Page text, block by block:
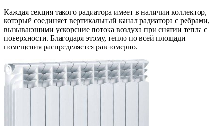
Каждая секция такого радиатора имеет в наличии коллектор,
который соединяет вертикальный канал радиатора с ребрами,
вызывающими ускорение потока воздуха при снятии тепла с
поверхности. Благодаря этому, тепло по всей площади
помещения распределяется равномерно.